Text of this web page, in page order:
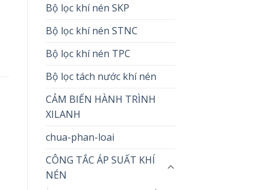
Bộ lọc khí nén SKP
Bộ lọc khí nén STNC
Bộ lọc khí nén TPC
Bộ lọc tách nước khí nén
CẢM BIẾN HÀNH TRÌNH
XILANH
chua-phan-loai
CÔNG TẮC ÁP SUẤT KHÍ
NÉN